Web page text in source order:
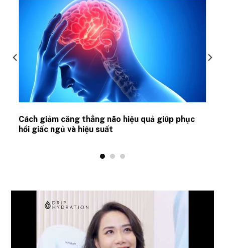
Cách giảm căng thẳng não hiệu quả giúp phục
hồi giấc ngủ và hiệu suất